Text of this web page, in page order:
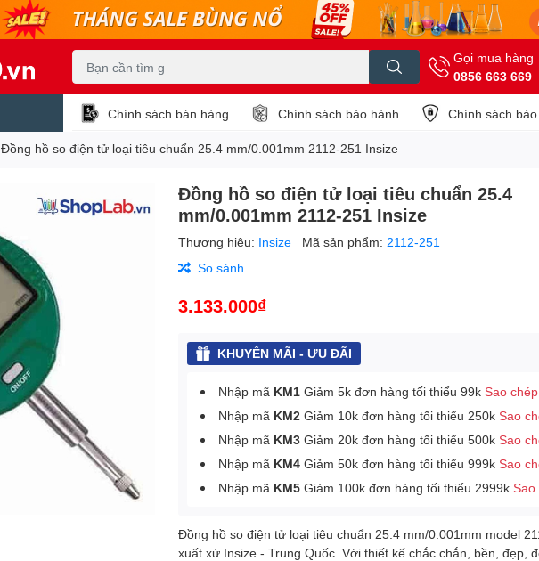
Gọi mua hàng
0856 663 669
Chính sách bán hàng Chính sách bảo hành Chính sách
Đồng hồ so điện tử loại tiêu chuẩn 25.4 mm/0.001mm 2112-251 Insize
Đồng hồ so điện tử loại tiêu chuẩn 25.4
mm/0.001mm 2112-251 Insize
Thương hiệu: Insize Mã sản phẩm: 2112-251
So sánh
3.133.000₫
KHUYẾN MÃI - ƯU ĐÃI
Nhập mã KM1 Giảm 5k đơn hàng tối thiểu 99kSao chép
Nhập mã KM2 Giảm 10k đơn hàng tối thiểu 250kSao
Nhập mã KM3 Giảm 20k đơn hàng tối thiểu 500kSao
Nhập mã KM4 Giảm 50k đơn hàng tối thiểu 999kSao
Nhập mã KM5 Giảm 100k đơn hàng tối thiểu 2999kSao
Đồng hồ so điện tử loại tiêu chuẩn 25.4 mm/0.001mm model
xuất xứ Insize - Trung Quốc. Với thiết kế chắc chắn, bền, đẹp,